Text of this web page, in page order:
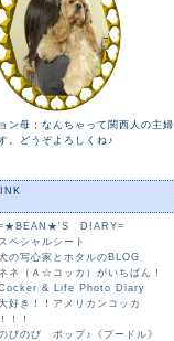
ン母：なんちゃって関西人の主婦
。どうぞよろしくね♪
DIARY=
スペシャルシート
の写心家とホタルのBLOG
ネ（Ａ☆コッカ）がいちばん！
& Life Photo Diary
好き！！アメリカンコッカ
！！
びのび ポップ♪《プードル》